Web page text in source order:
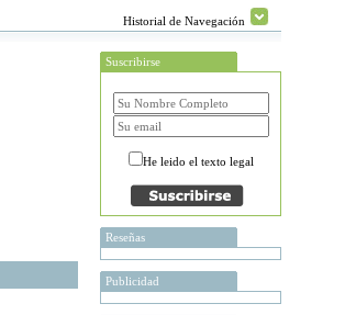
Historial de Navegación
Suscribirse
He leido el texto legal
Reseñas
Publicidad